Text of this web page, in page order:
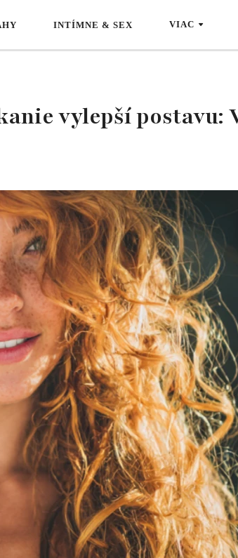
INTÍMNE & SEX VIAC
vylepší postavu: